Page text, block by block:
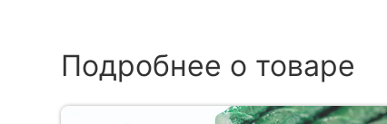
Подробнее о товаре